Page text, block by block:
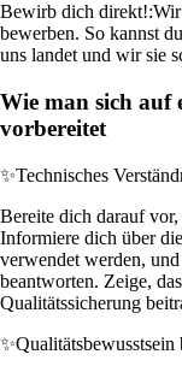
Bewirb dich direkt!:
bewerben. So kannst
uns landet und wir sie
Wie man sich auf
vorbereitet
✨Technisches
Bereite dich darauf vor,
Informiere dich über
verwendet werden,
beantworten. Zeige,
Qualitätssicherung
✨Qualitätsbewusstsein